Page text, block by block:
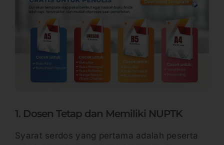
1. Dosen Tetap dan Memiliki NUPTK
Syarat serdos yang pertama adalah peserta